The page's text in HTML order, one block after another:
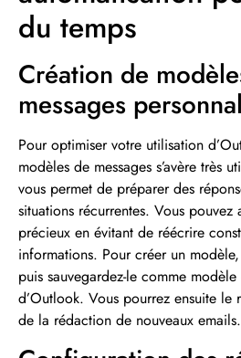
du temps
Création de
messages
Pour optimiser votre utilisation
modèles de messages s’avère très
vous permet de préparer des
situations récurrentes. Vous pouvez
précieux en évitant de réécrire
informations. Pour créer un
puis sauvegardez-le comme
d’Outlook. Vous pourrez ensuite le
de la rédaction de nouveaux emails.